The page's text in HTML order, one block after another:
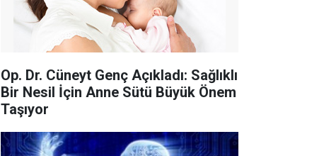
Op. Dr. Cüneyt Genç Açıkladı: Sağlıklı
Bir Nesil İçin Anne Sütü Büyük Önem
Taşıyor